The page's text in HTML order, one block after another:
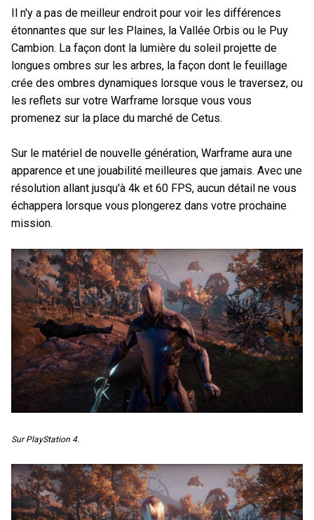
Il n'y a pas de meilleur endroit pour voir les différences
étonnantes que sur les Plaines, la Vallée Orbis ou le Puy
Cambion. La façon dont la lumière du soleil projette de
longues ombres sur les arbres, la façon dont le feuillage
crée des ombres dynamiques lorsque vous le traversez, ou
les reflets sur votre Warframe lorsque vous vous
promenez sur la place du marché de Cetus.
Sur le matériel de nouvelle génération, Warframe aura une
apparence et une jouabilité meilleures que jamais. Avec une
résolution allant jusqu'à 4k et 60 FPS, aucun détail ne vous
échappera lorsque vous plongerez dans votre prochaine
mission.
Sur PlayStation 4.